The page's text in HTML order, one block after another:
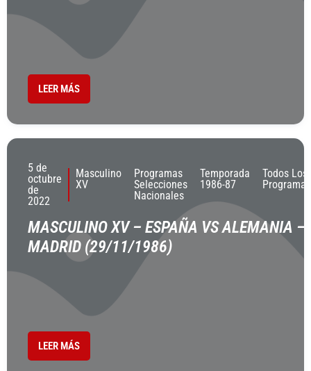
LEER MÁS
5 de
octubre
de
2022
Masculino
XV
Programas
Selecciones
Nacionales
Temporada
1986-87
Todos Los
Programas
MASCULINO XV – ESPAÑA VS ALEMANIA –
MADRID (29/11/1986)
LEER MÁS